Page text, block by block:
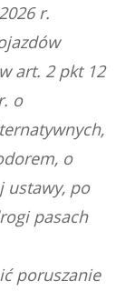
r.
art. 2 pkt 12
o
o
ustawy, po
pasach
poruszanie